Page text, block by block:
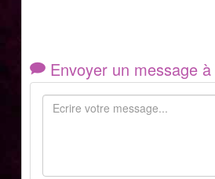
Envoyer un message à